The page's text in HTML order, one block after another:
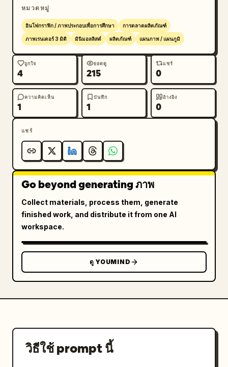
        "แบตเตอรี่ประสิทธิภาพสูง\nการออกแบบพลังงาน
ที่เหมาะสมเพื่อการใช้งานที่ยาวนาน",
        "เบาะรองหน้าสัมผัสนุ่ม\nมอบความสบายแม้สวม
ใส่เป็นเวลานาน"
      ]
    },
      "left_text_block": {
        "headline": "
ประสบการณ์ที่วิวัฒนาการจากโครงสร้างภายใน ",
        "body": "ทุกชิ้นส่วนประกอบด้วยเทคโนโลยีล้ำ
สมัยและการออกแบบที่พิถีพิถันเพื่อรองรับประสบการณ์การ
ดื่มด่ำอย่างเต็มรูปแบบ Meta Quest 3 สร้างสรรค์
      },
    }
  }
}
หมวดหมู่
อินโฟกราฟิก / ภาพประกอบเพื่อการศึกษา การตลาดผลิตภัณฑ์
ภาพเรนเดอร์ 3 มิติ มินิมอลลิสต์ ผลิตภัณฑ์ แผนภาพ / แผนภูมิ
ถูกใจ
4
ยอดดู
215
แชร์
0
ความคิดเห็น
1
บันทึก
1
อ้างอิง
0
แชร์
Go beyond generating ภาพ
Collect materials, process them, generate
finished work, and distribute it from one AI
workspace.
ดู YOUMIND
วิธีใช้ prompt นี้